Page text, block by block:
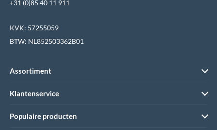
+31 (0)85 40 11 911
KVK: 57255059
BTW: NL852503362B01
Assortiment
Klantenservice
Populaire producten